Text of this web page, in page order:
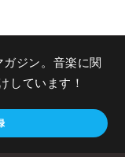
ジン。音楽に関
しています！